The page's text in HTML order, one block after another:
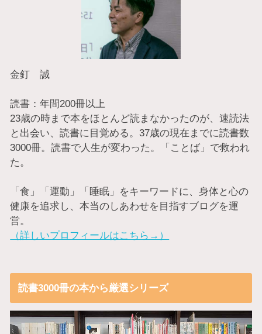
金釘 誠
読書：年間200冊以上
23歳の時まで本をほとんど読まなかったのが、速読法
と出会い、読書に目覚める。37歳の現在までに読書数
3000冊。読書で人生が変わった。「ことば」で救われ
た。
「食」「運動」「睡眠」をキーワードに、身体と心の
健康を追求し、本当のしあわせを目指すブログを運
営。
（詳しいプロフィールはこちら→）
読書3000冊の本から厳選シリーズ